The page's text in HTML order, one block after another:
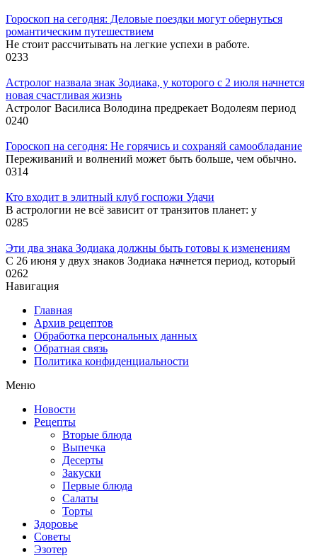
Гороскоп на сегодня: Деловые поездки могут обернуться
романтическим путешествием
Не стоит рассчитывать на легкие успехи в работе.
0233
Астролог назвала знак Зодиака, у которого с 2 июля начнется
новая счастливая жизнь
Астролог Василиса Володина предрекает Водолеям период
0240
Гороскоп на сегодня: Не горячись и сохраняй самообладание
Переживаний и волнений может быть больше, чем обычно.
0314
Кто входит в элитный клуб госпожи Удачи
В астрологии не всё зависит от транзитов планет: у
0285
Эти два знака Зодиака должны быть готовы к изменениям
С 26 июня у двух знаков Зодиака начнется период, который
0262
Навигация
Главная
Архив рецептов
Обработка персональных данных
Обратная связь
Политика конфиденциальности
Меню
Новости
Рецепты
Вторые блюда
Выпечка
Десерты
Закуски
Первые блюда
Салаты
Торты
Здоровье
Советы
Эзотер